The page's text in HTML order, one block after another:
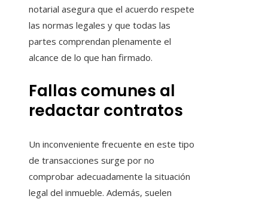
notarial asegura que el acuerdo respete
las normas legales y que todas las
partes comprendan plenamente el
alcance de lo que han firmado.
Fallas comunes al
redactar contratos
Un inconveniente frecuente en este tipo
de transacciones surge por no
comprobar adecuadamente la situación
legal del inmueble. Además, suelen